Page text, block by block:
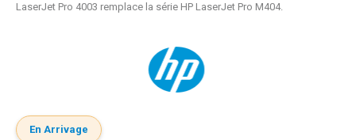
LaserJet Pro 4003 remplace la série HP LaserJet Pro M404.
En Arrivage